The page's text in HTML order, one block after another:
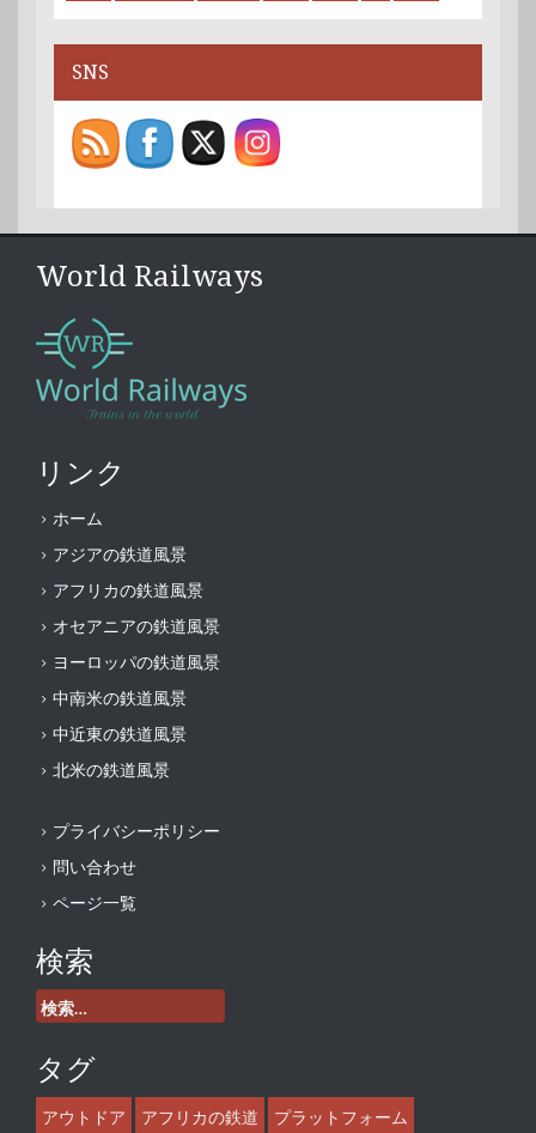
SNS
World Railways
リンク
ホーム
アジアの鉄道風景
アフリカの鉄道風景
オセアニアの鉄道風景
ヨーロッパの鉄道風景
中南米の鉄道風景
中近東の鉄道風景
北米の鉄道風景
プライバシーポリシー
問い合わせ
ページ一覧
検索
検
索:
タグ
アウトドア アフリカの鉄道 プラットフォーム